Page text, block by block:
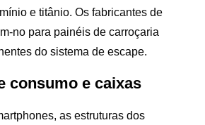
e titânio. Os fabricantes de
no para painéis de carroçaria
do sistema de escape.
consumo e caixas
as estruturas dos